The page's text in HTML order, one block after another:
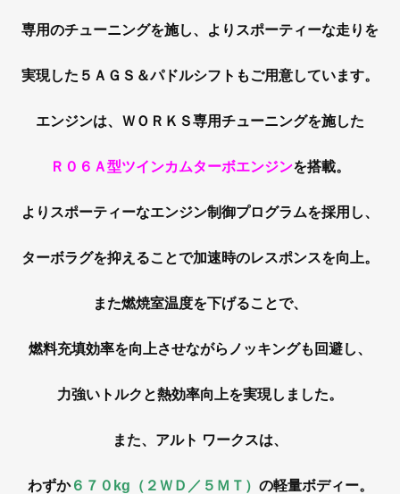
専用のチューニングを施し、よりスポーティーな走りを
実現した５ＡＧＳ＆パドルシフトもご用意しています。
エンジンは、ＷＯＲＫＳ専用チューニングを施した
Ｒ０６Ａ型ツインカムターボエンジンを搭載。
よりスポーティーなエンジン制御プログラムを採用し、
ターボラグを抑えることで加速時のレスポンスを向上。
また燃焼室温度を下げることで、
燃料充填効率を向上させながらノッキングも回避し、
力強いトルクと熱効率向上を実現しました。
また、アルト ワークスは、
わずか６７０kg（２ＷＤ／５ＭＴ） の軽量ボディー。